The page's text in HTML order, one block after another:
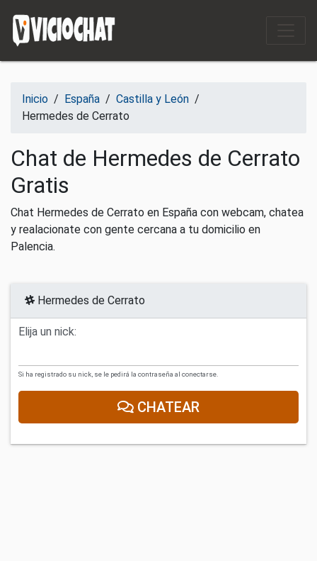
Inicio / España / Castilla y León /
Hermedes de Cerrato
Chat de Hermedes de Cerrato
Gratis
Chat Hermedes de Cerrato en España con webcam, chatea
y realacionate con gente cercana a tu domicilio en
Palencia.
Hermedes de Cerrato
Elija un nick:
Si ha registrado su nick, se le pedirá la contraseña al conectarse.
CHATEAR